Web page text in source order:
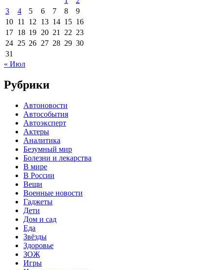
3
4 5 6 7 8
9
10 11 12 13 14 15 16
17 18 19 20 21 22 23
24 25 26 27 28 29 30
31
« Июл
Рубрики
Автоновости
Автособытия
Автоэксперт
Актеры
Аналитика
Безумный мир
Болезни и лекарства
В мире
В России
Вещи
Военные новости
Гаджеты
Дети
Дом и сад
Еда
Звёзды
Здоровье
ЗОЖ
Игры